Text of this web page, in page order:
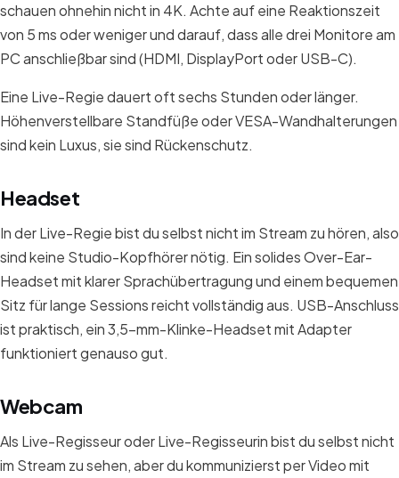
schauen ohnehin nicht in 4K. Achte auf eine Reaktionszeit
von 5 ms oder weniger und darauf, dass alle drei Monitore am
PC anschließbar sind (HDMI, DisplayPort oder USB-C).
Eine Live-Regie dauert oft sechs Stunden oder länger.
Höhenverstellbare Standfüße oder VESA-Wandhalterungen
sind kein Luxus, sie sind Rückenschutz.
Headset
In der Live-Regie bist du selbst nicht im Stream zu hören, also
sind keine Studio-Kopfhörer nötig. Ein solides Over-Ear-
Headset mit klarer Sprachübertragung und einem bequemen
Sitz für lange Sessions reicht vollständig aus. USB-Anschluss
ist praktisch, ein 3,5-mm-Klinke-Headset mit Adapter
funktioniert genauso gut.
Webcam
Als Live-Regisseur oder Live-Regisseurin bist du selbst nicht
im Stream zu sehen, aber du kommunizierst per Video mit